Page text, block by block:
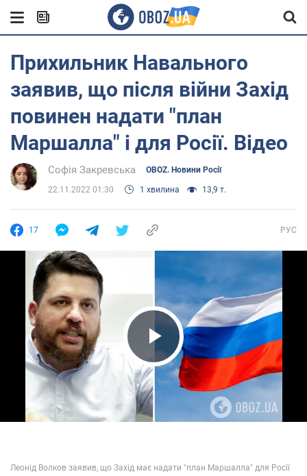
Прихильник Навального
заявив, що після війни Захід
повинен надати "план
Маршалла" і для Росії. Відео
Софія Закревська OBOZ. Новини Росії
22.11.2022 01:30 1 хвилина 13,9 т.
17 РУС
Play Video